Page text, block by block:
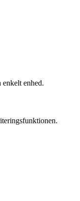
enhed.